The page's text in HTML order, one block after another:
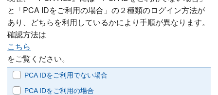
と「PCA IDをご利用の場合」の２種類のログイン方法が
あり、どちらを利用しているかにより手順が異なります。
確認方法は
こちら
をご覧ください。
PCA IDをご利用でない場合
PCA IDをご利用の場合